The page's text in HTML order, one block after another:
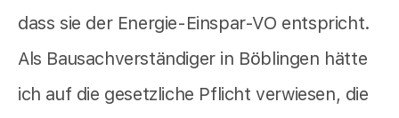
dass sie der Energie-Einspar-VO entspricht.
Als Bausachverständiger in Böblingen hätte
ich auf die gesetzliche Pflicht verwiesen, die